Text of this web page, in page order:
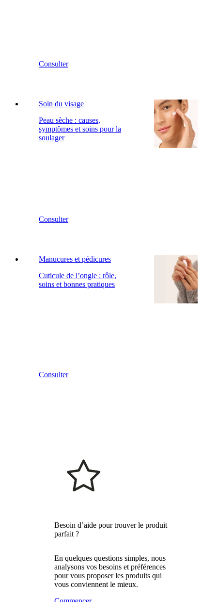
Consulter
Soin du visage
Peau sèche : causes,
symptômes et soins pour la
soulager
Consulter
Manucures et pédicures
Cuticule de l’ongle : rôle,
soins et bonnes pratiques
Consulter
Besoin d’aide pour trouver le produit
parfait ?
En quelques questions simples, nous
analysons vos besoins et préférences
pour vous proposer les produits qui
vous conviennent le mieux.